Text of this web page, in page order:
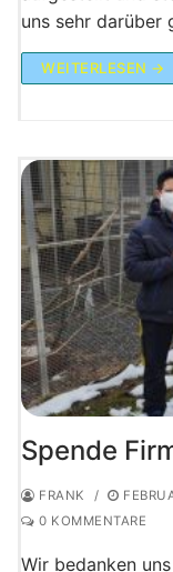
uns sehr darüber
WEITERLESEN →
Spende
FRANK /
0 KOMMENTARE
Wir bedanken